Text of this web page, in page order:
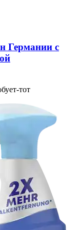
Германии с
тот